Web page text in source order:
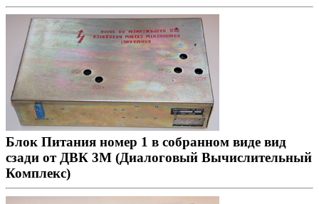
Блок Питания номер 1 в собранном виде вид
сзади от ДВК 3М (Диалоговый Вычислительный
Комплекс)